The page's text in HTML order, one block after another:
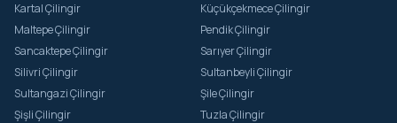
Kartal Çilingir
Küçükçekmece Çilingir
Maltepe Çilingir
Pendik Çilingir
Sancaktepe Çilingir
Sarıyer Çilingir
Silivri Çilingir
Sultanbeyli Çilingir
Sultangazi Çilingir
Şile Çilingir
Şişli Çilingir
Tuzla Çilingir